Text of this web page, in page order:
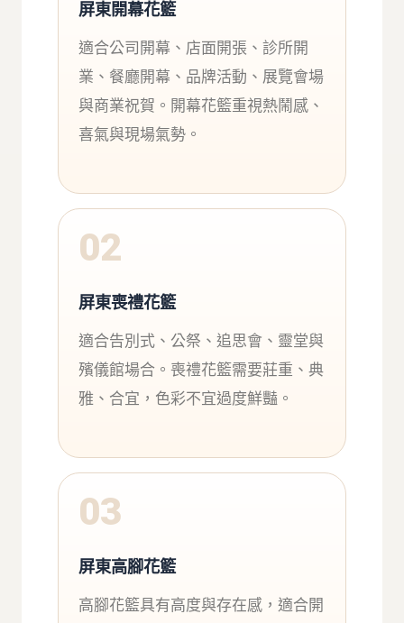
屏東開幕花籃
適合公司開幕、店面開張、診所開
業、餐廳開幕、品牌活動、展覽會場
與商業祝賀。開幕花籃重視熱鬧感、
喜氣與現場氣勢。
02
屏東喪禮花籃
適合告別式、公祭、追思會、靈堂與
殯儀館場合。喪禮花籃需要莊重、典
雅、合宜，色彩不宜過度鮮豔。
03
屏東高腳花籃
高腳花籃具有高度與存在感，適合開